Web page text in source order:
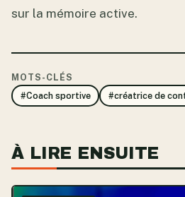
sur la mémoire active.
MOTS-CLÉS
#Coach sportive
#créatrice de
À LIRE ENSUITE